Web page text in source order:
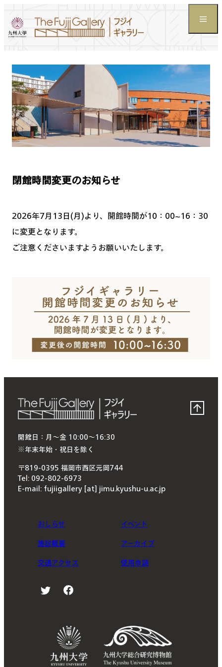
閉館時間変更のお知らせ
2026年7月13日(月)より、開館時間が10：00~16：30
に変更となります。
ご注意くださいますようお願いいたします。
開館日：月〜金 10:00〜16:30
※年末年始・祝日を除く
〒819-0395 福岡市西区元岡744
Tel: 092-802-6973
E-mail: fujiigallery [at] jimu.kyushu-u.ac.jp
おしらせ イベント
施設概要 アーカイブ
交通アクセス 使用申請